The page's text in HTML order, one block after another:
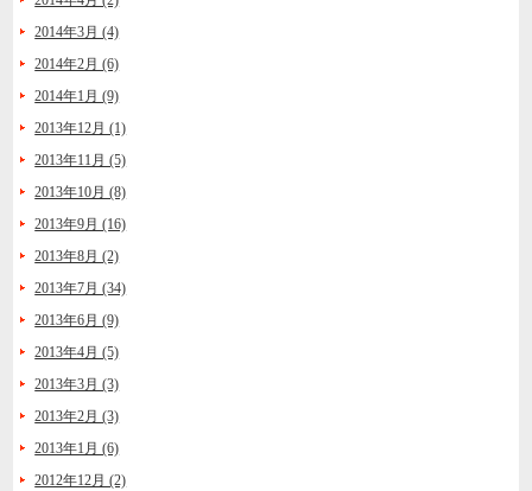
2014年3月 (4)
2014年2月 (6)
2014年1月 (9)
2013年12月 (1)
2013年11月 (5)
2013年10月 (8)
2013年9月 (16)
2013年8月 (2)
2013年7月 (34)
2013年6月 (9)
2013年4月 (5)
2013年3月 (3)
2013年2月 (3)
2013年1月 (6)
2012年12月 (2)